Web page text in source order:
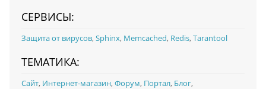
СЕРВИСЫ:
Защита от вирусов,Sphinx, Memcached, Redis,Tarantool
ТЕМАТИКА:
Сайт, Интернет-магазин,Форум, Портал, Блог,